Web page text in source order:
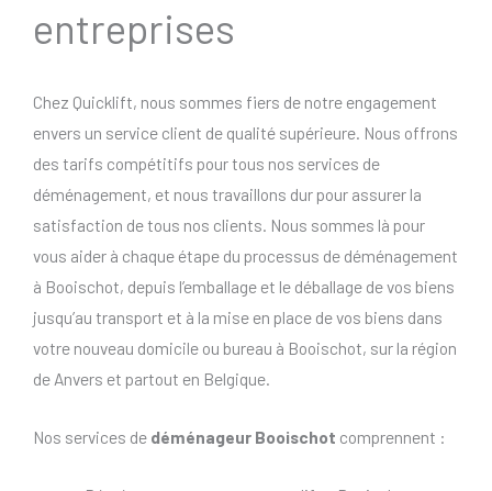
entreprises
Chez Quicklift, nous sommes fiers de notre engagement
envers un service client de qualité supérieure. Nous offrons
des tarifs compétitifs pour tous nos services de
déménagement, et nous travaillons dur pour assurer la
satisfaction de tous nos clients. Nous sommes là pour
vous aider à chaque étape du processus de déménagement
à Booischot, depuis l’emballage et le déballage de vos biens
jusqu’au transport et à la mise en place de vos biens dans
votre nouveau domicile ou bureau à Booischot, sur la région
de Anvers et partout en Belgique.
Nos services de déménageur Booischot comprennent :